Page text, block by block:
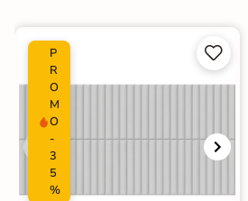
P
R
O
M
O
-
3
5
%

